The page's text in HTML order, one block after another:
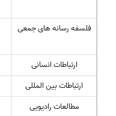
فلسفه رسانه های جمعی
ارتباطات انسانی
ارتباطات بین المللی
مطالعات رادیویی